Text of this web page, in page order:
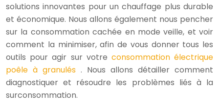
solutions innovantes pour un chauffage plus durable
et économique. Nous allons également nous pencher
sur la consommation cachée en mode veille, et voir
comment la minimiser, afin de vous donner tous les
outils pour agir sur votre consommation électrique
poêle à granulés . Nous allons détailler comment
diagnostiquer et résoudre les problèmes liés à la
surconsommation.